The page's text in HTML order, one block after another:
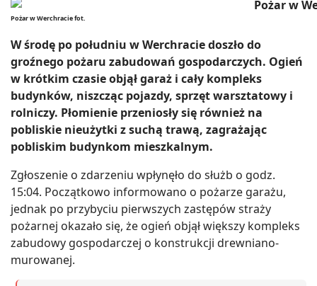
Pożar w Werchracie fot.
W środę po południu w Werchracie doszło do
groźnego pożaru zabudowań gospodarczych. Ogień
w krótkim czasie objął garaż i cały kompleks
budynków, niszcząc pojazdy, sprzęt warsztatowy i
rolniczy. Płomienie przeniosły się również na
pobliskie nieużytki z suchą trawą, zagrażając
pobliskim budynkom mieszkalnym.
Zgłoszenie o zdarzeniu wpłynęło do służb o godz.
15:04. Początkowo informowano o pożarze garażu,
jednak po przybyciu pierwszych zastępów straży
pożarnej okazało się, że ogień objął większy kompleks
zabudowy gospodarczej o konstrukcji drewniano-
murowanej.